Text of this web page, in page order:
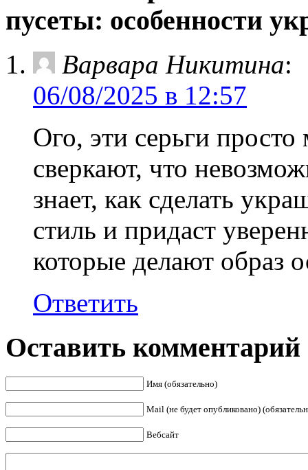
пусеты: особенности
Варвара Никитина:
06/08/2025 в 12:57
Ого, эти серьги
сверкают, что
знает, как сделать
стиль и придаст
которые делают образ
Ответить
Оставить комментарий
Имя (обязательно)
Mail (не будет опубликовано)
Вебсайт